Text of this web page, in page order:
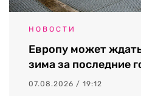
НОВОСТИ
Европу может
зима за последние
07.08.2026 / 19:12